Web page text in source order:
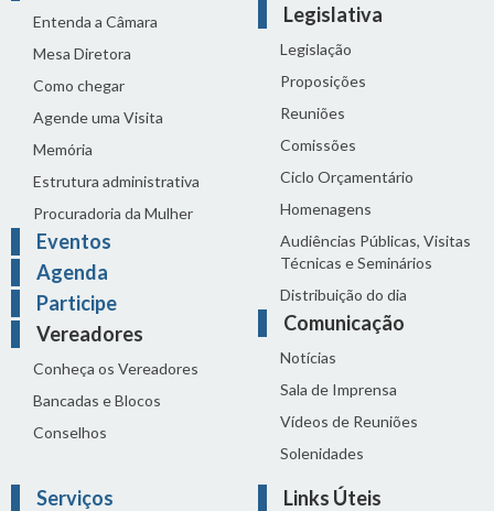
Entenda a Câmara
Mesa Diretora
Como chegar
Agende uma Visita
Memória
Estrutura administrativa
Procuradoria da Mulher
Eventos
Agenda
Participe
Vereadores
Conheça os Vereadores
Bancadas e Blocos
Conselhos
Legislativa
Legislação
Proposições
Reuniões
Comissões
Ciclo Orçamentário
Homenagens
Audiências Públicas, Visitas
Técnicas e Seminários
Distribuição do dia
Comunicação
Notícias
Sala de Imprensa
Vídeos de Reuniões
Solenidades
Serviços Links Úteis